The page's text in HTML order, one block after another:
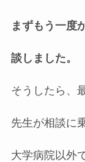
まずもう一度
談しました。
そうしたら、
先生が相談に
大学病院以外